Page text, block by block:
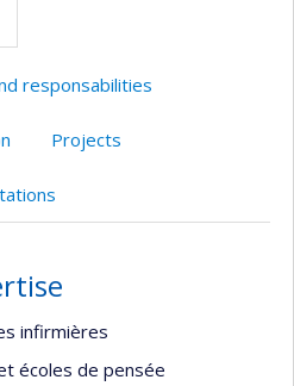
responsabilities
Projects
infirmières
écoles de pensée